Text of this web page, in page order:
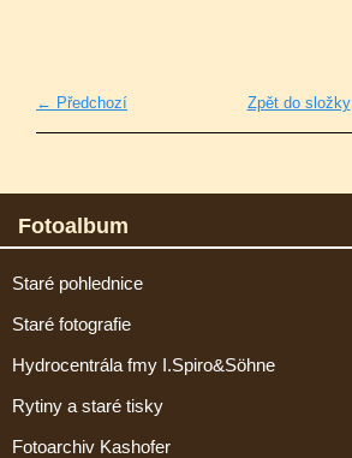
← Předchozí Zpět do složky
Fotoalbum
Staré pohlednice
Staré fotografie
Hydrocentrála fmy I.Spiro&Söhne
Rytiny a staré tisky
Fotoarchiv Kashofer